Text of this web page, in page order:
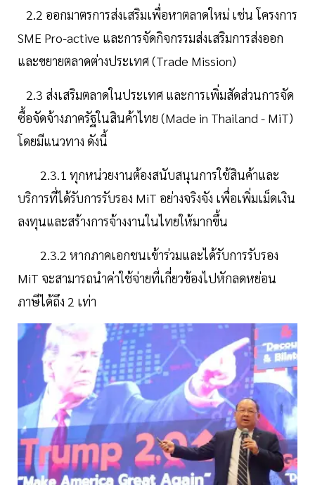
2.2 ออกมาตรการส่งเสริมเพื่อหาตลาดใหม่ เช่น โครงการ
SME Pro-active และการจัดกิจกรรมส่งเสริมการส่งออก
และขยายตลาดต่างประเทศ (Trade Mission)
2.3 ส่งเสริมตลาดในประเทศ และการเพิ่มสัดส่วนการจัด
ซื้อจัดจ้างภาครัฐในสินค้าไทย (Made in Thailand - MiT)
โดยมีแนวทาง ดังนี้
2.3.1 ทุกหน่วยงานต้องสนับสนุนการใช้สินค้าและ
บริการที่ได้รับการรับรอง MiT อย่างจริงจัง เพื่อเพิ่มเม็ดเงิน
ลงทุนและสร้างการจ้างงานในไทยให้มากขึ้น
2.3.2 หากภาคเอกชนเข้าร่วมและได้รับการรับรอง
MiT จะสามารถนำค่าใช้จ่ายที่เกี่ยวข้องไปหักลดหย่อน
ภาษีได้ถึง 2 เท่า